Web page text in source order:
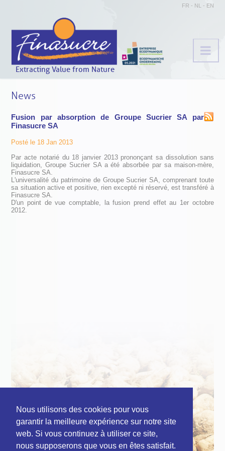
Nous utilisons des cookies pour vous
garantir la meilleure expérience sur notre site
web. Si vous continuez à utiliser ce site,
nous supposerons que vous en êtes satisfait.
FR - NL - EN
Extracting Value from Nature
News
Fusion par absorption de Groupe Sucrier SA par
Finasucre SA
Posté le 18 Jan 2013
Par acte notarié du 18 janvier 2013 prononçant sa dissolution sans
liquidation, Groupe Sucrier SA a été absorbée par sa maison-mère,
Finasucre SA.
L'universalité du patrimoine de Groupe Sucrier SA, comprenant toute
sa situation active et positive, rien excepté ni réservé, est transféré à
Finasucre SA.
D'un point de vue comptable, la fusion prend effet au 1er octobre
2012.